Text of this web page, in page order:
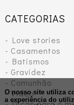
CATEGORIAS
- Love stories
- Casamentos
- Batismos
- Gravidez
- Comunhão
- Vídeo
O nosso site utiliza
a experiência do